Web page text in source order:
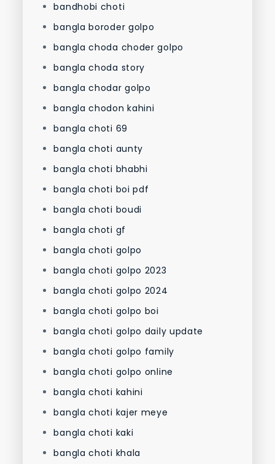
bandhobi choti
bangla boroder golpo
bangla choda choder golpo
bangla choda story
bangla chodar golpo
bangla chodon kahini
bangla choti 69
bangla choti aunty
bangla choti bhabhi
bangla choti boi pdf
bangla choti boudi
bangla choti gf
bangla choti golpo
bangla choti golpo 2023
bangla choti golpo 2024
bangla choti golpo boi
bangla choti golpo daily update
bangla choti golpo family
bangla choti golpo online
bangla choti kahini
bangla choti kajer meye
bangla choti kaki
bangla choti khala